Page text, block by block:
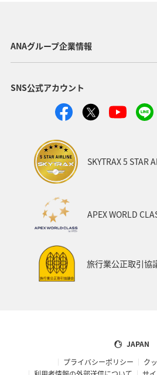
ANAグループ企業情報
SNS公式アカウント
SKYTRAX 5 STAR
APEX WORLD
旅行業公正取引協
JAPAN
プライバシーポリシー
ク